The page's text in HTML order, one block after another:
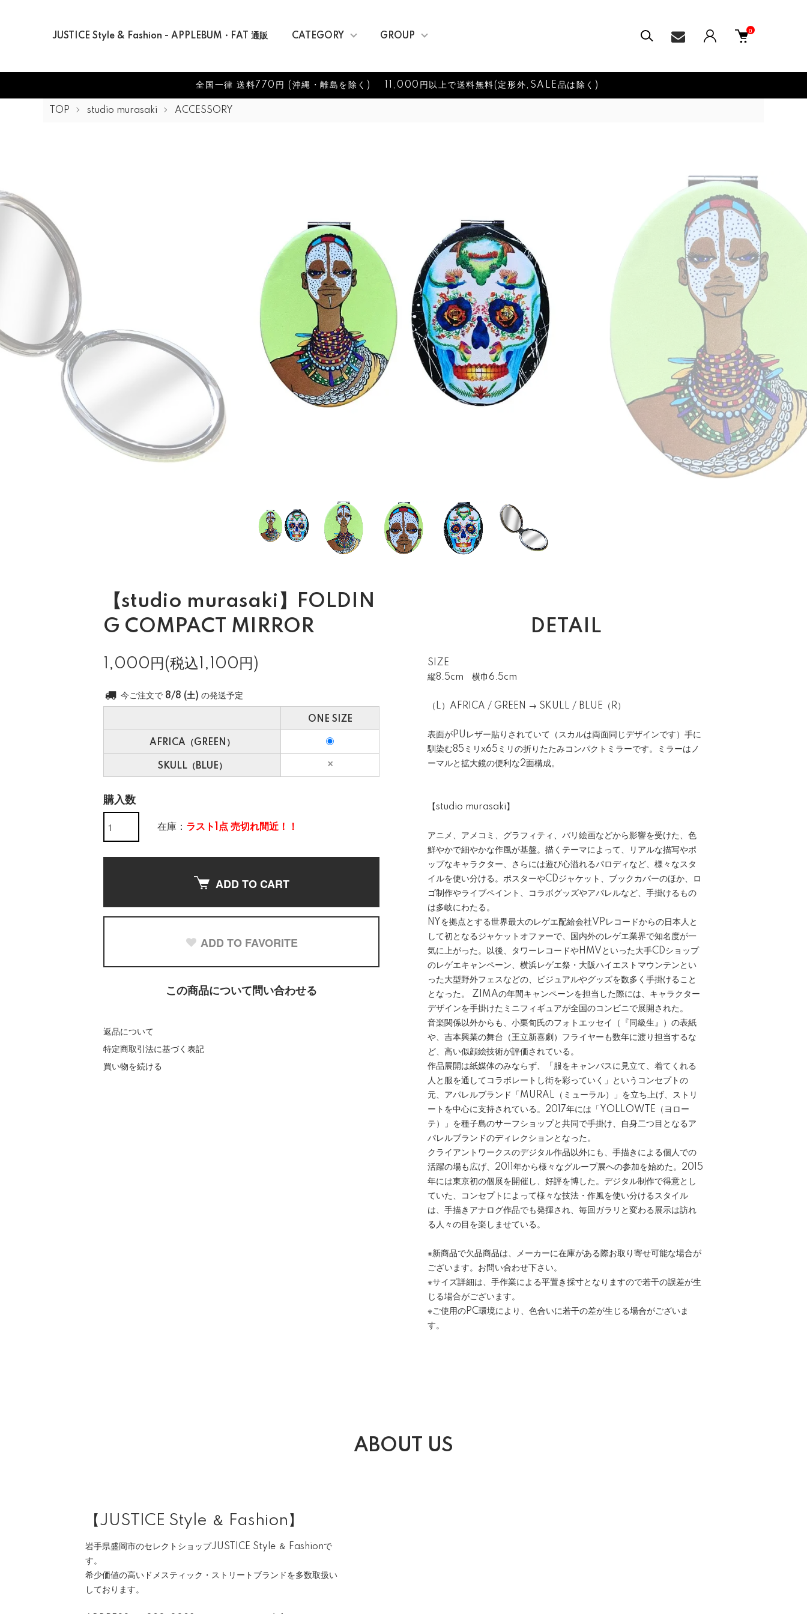
JUSTICE Style & Fashion - APPLEBUM・FAT 通販 CATEGORY GROUP
0
全国一律 送料770円 (沖縄・離島を除く) 11,000円以上で送料無料(定形外,SALE品は除く)
TOP studio murasaki ACCESSORY
【studio murasaki】FOLDIN
G COMPACT MIRROR
1,000円(税込1,100円)
今ご注文で 8/8 (土) の発送予定
ONE SIZE
AFRICA（GREEN）
SKULL（BLUE）
購入数
在庫： ラスト1点 売切れ間近！！
ADD TO CART
ADD TO FAVORITE
この商品について問い合わせる
返品について
特定商取引法に基づく表記
買い物を続ける
DETAIL
SIZE
縦8.5cm 横巾6.5cm
（L）AFRICA / GREEN → SKULL / BLUE（R）
表面がPUレザー貼りされていて（スカルは両面同じデザインです）手に
馴染む85ミリx65ミリの折りたたみコンパクトミラーです。ミラーはノ
ーマルと拡大鏡の便利な2面構成。
【studio murasaki】
アニメ、アメコミ、グラフィティ、バリ絵画などから影響を受けた、色
鮮やかで細やかな作風が基盤。描くテーマによって、リアルな描写やポ
ップなキャラクター、さらには遊び心溢れるパロディなど、様々なスタ
イルを使い分ける。ポスターやCDジャケット、ブックカバーのほか、ロ
ゴ制作やライブペイント、コラボグッズやアパレルなど、手掛けるもの
は多岐にわたる。
NYを拠点とする世界最大のレゲエ配給会社VPレコードからの日本人と
して初となるジャケットオファーで、国内外のレゲエ業界で知名度が一
気に上がった。以後、タワーレコードやHMVといった大手CDショップ
のレゲエキャンペーン、横浜レゲエ祭・大阪ハイエストマウンテンとい
った大型野外フェスなどの、ビジュアルやグッズを数多く手掛けること
となった。 ZIMAの年間キャンペーンを担当した際には、キャラクター
デザインを手掛けたミニフィギュアが全国のコンビニで展開された。
音楽関係以外からも、小栗旬氏のフォトエッセイ（『同級生』）の表紙
や、吉本興業の舞台（王立新喜劇）フライヤーも数年に渡り担当するな
ど、高い似顔絵技術が評価されている。
作品展開は紙媒体のみならず、「服をキャンバスに見立て、着てくれる
人と服を通してコラボレートし街を彩っていく」というコンセプトの
元、アパレルブランド「MURAL（ミューラル）」を立ち上げ、ストリ
ートを中心に支持されている。2017年には「YOLLOWTE（ヨロー
テ）」を種子島のサーフショップと共同で手掛け、自身二つ目となるア
パレルブランドのディレクションとなった。
クライアントワークスのデジタル作品以外にも、手描きによる個人での
活躍の場も広げ、2011年から様々なグループ展への参加を始めた。2015
年には東京初の個展を開催し、好評を博した。デジタル制作で得意とし
ていた、コンセプトによって様々な技法・作風を使い分けるスタイル
は、手描きアナログ作品でも発揮され、毎回ガラリと変わる展示は訪れ
る人々の目を楽しませている。
※新商品で欠品商品は、メーカーに在庫がある際お取り寄せ可能な場合が
ございます。お問い合わせ下さい。
※サイズ詳細は、手作業による平置き採寸となりますので若干の誤差が生
じる場合がございます。
※ご使用のPC環境により、色合いに若干の差が生じる場合がございま
す。
ABOUT US
【JUSTICE Style ＆ Fashion】
岩手県盛岡市のセレクトショップJUSTICE Style ＆ Fashionで
す。
希少価値の高いドメスティック・ストリートブランドを多数取扱い
しております。